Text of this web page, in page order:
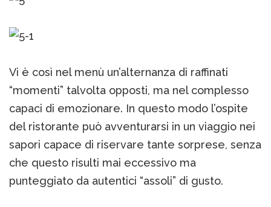
Vi è così nel menù un’alternanza di raffinati
“momenti” talvolta opposti, ma nel complesso
capaci di emozionare. In questo modo l’ospite
del ristorante può avventurarsi in un viaggio nei
sapori capace di riservare tante sorprese, senza
che questo risulti mai eccessivo ma
punteggiato da autentici “assoli” di gusto.